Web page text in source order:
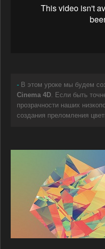
- В этом уроке мы будем
Cinema 4D. Если быть
прозрачности наших
создания преломления